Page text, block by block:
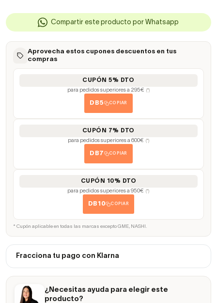
Compartir este producto por Whatsapp
Aprovecha estos cupones descuentos en tus
compras
CUPÓN 5% DTO
para pedidos superiores a 295€ (*)
DB5 COPIAR
CUPÓN 7% DTO
para pedidos superiores a 600€ (*)
DB7 COPIAR
CUPÓN 10% DTO
para pedidos superiores a 950€ (*)
DB10 COPIAR
* Cupón aplicable en todas las marcas excepto GME, NASHI.
Fracciona tu pago con Klarna
¿Necesitas ayuda para elegir este
producto?